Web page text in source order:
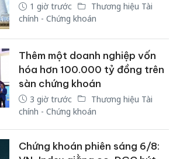
1 giờ trước
Thương hiệu Tài
chính - Chứng khoán
Thêm một doanh nghiệp vốn
hóa hơn 100.000 tỷ đồng trên
sàn chứng khoán
3 giờ trước
Thương hiệu Tài
chính - Chứng khoán
Chứng khoán phiên sáng 6/8: